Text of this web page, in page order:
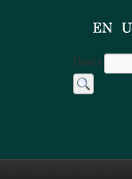
Поиск